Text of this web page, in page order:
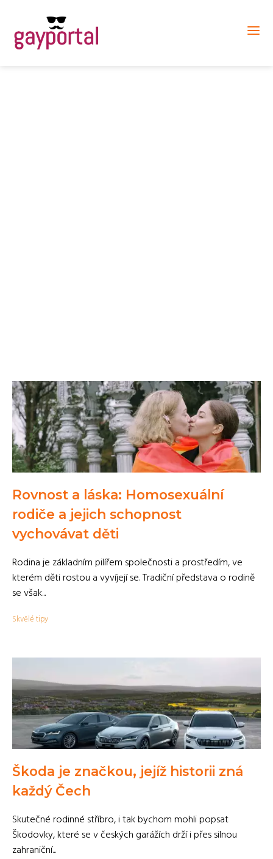
Rovnost a láska: Homosexuální
rodiče a jejich schopnost
vychovávat děti
Rodina je základním pilířem společnosti a prostředím, ve
kterém děti rostou a vyvíjejí se. Tradiční představa o rodině
se však...
Skvělé tipy
Škoda je značkou, jejíž historii zná
každý Čech
Skutečné rodinné stříbro, i tak bychom mohli popsat
Škodovky, které se v českých garážích drží i přes silnou
zahraniční...